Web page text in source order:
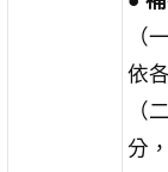
（
依
（
分